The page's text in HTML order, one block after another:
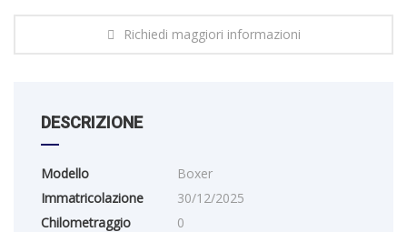
Richiedi maggiori informazioni
DESCRIZIONE
Modello
Boxer
Immatricolazione
30/12/2025
Chilometraggio
0